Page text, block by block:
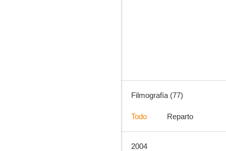
Filmografía (77)
Todo Reparto
2004